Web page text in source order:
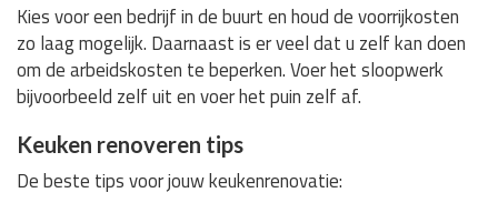
Kies voor een bedrijf in de buurt en houd de voorrijkosten
zo laag mogelijk. Daarnaast is er veel dat u zelf kan doen
om de arbeidskosten te beperken. Voer het sloopwerk
bijvoorbeeld zelf uit en voer het puin zelf af.
Keuken renoveren tips
De beste tips voor jouw keukenrenovatie: